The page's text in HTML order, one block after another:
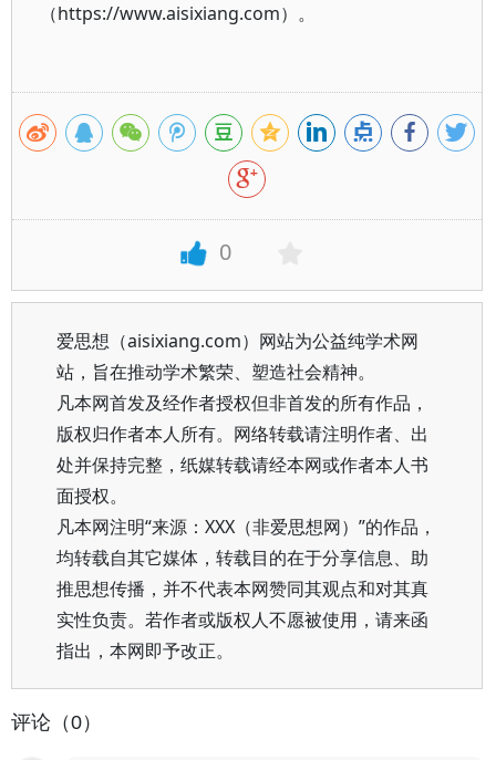
（https://www.aisixiang.com）。
0
爱思想（aisixiang.com）网站为公益纯学术网
站，旨在推动学术繁荣、塑造社会精神。
凡本网首发及经作者授权但非首发的所有作品，
版权归作者本人所有。网络转载请注明作者、出
处并保持完整，纸媒转载请经本网或作者本人书
面授权。
凡本网注明“来源：XXX（非爱思想网）”的作品，
均转载自其它媒体，转载目的在于分享信息、助
推思想传播，并不代表本网赞同其观点和对其真
实性负责。若作者或版权人不愿被使用，请来函
指出，本网即予改正。
评论（0）